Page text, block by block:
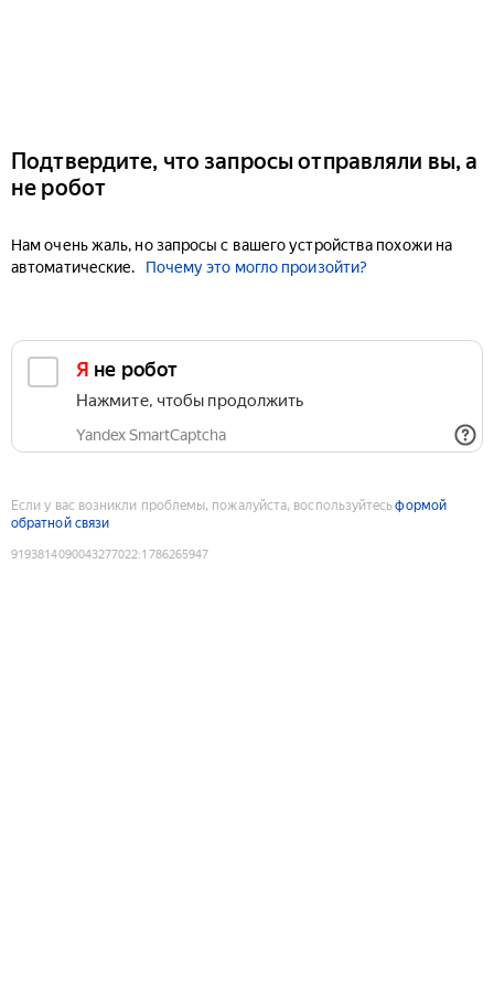
Подтвердите, что запросы отправляли вы, а
не робот
Нам очень жаль, но запросы с вашего устройства похожи на
автоматические.
Почему это могло произойти?
Я не робот
Нажмите, чтобы продолжить
Yandex SmartCaptcha
Если у вас возникли проблемы, пожалуйста, воспользуйтесьформой
обратной связи
9193814090043277022:1786265947